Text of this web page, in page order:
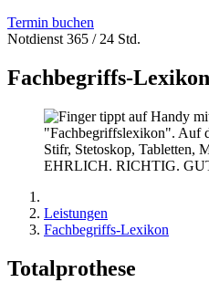
Termin buchen
Notdienst 365 / 24 Std.
Fachbegriffs-Lexikon
EHRLICH. RICHTIG.
Leistungen
Fachbegriffs-Lexikon
Totalprothese